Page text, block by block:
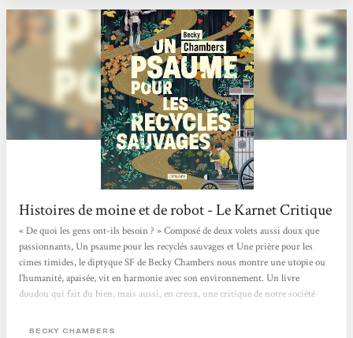
Histoires de moine et de robot - Le Karnet Critique
« De quoi les gens ont-ils besoin ? » Composé de deux volets aussi doux que
passionnants, Un psaume pour les recyclés sauvages et Une prière pour les
cimes timides, le diptyque SF de Becky Chambers nous montre une utopie ou
l’humanité, apaisée, vit en harmonie avec son environnement. Un livre
doudou qui fait du bien, mais aussi, en creux, une critique de notre société
interactions. > Écouter la chronique <
BECKY CHAMBERS